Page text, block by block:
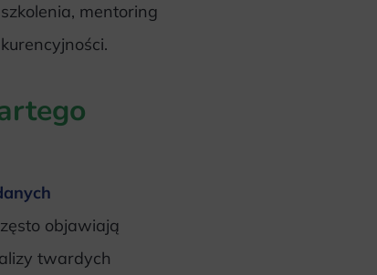
mentoring
objawiają
twardych